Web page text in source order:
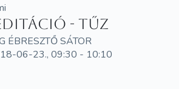
- Tűz
ÉBRESZTŐ SÁTOR
06-23., 09:30 - 10:10